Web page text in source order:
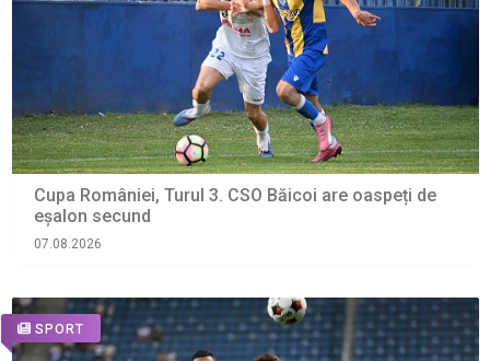
Cupa României, Turul 3. CSO Băicoi are oaspeți de
eșalon secund
07.08.2026
SPORT